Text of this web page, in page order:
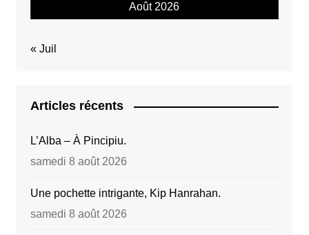
Août 2026
« Juil
Articles récents
L’Alba – À Pincipiu.
samedi 8 août 2026
Une pochette intrigante, Kip Hanrahan.
samedi 8 août 2026